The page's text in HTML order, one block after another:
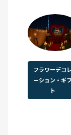
フラワーデコ
ーション・ギフ
ト